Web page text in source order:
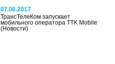
07.06.2017
ТрансТелеКом запускает
мобильного оператора TTK Mobile
(Новости)